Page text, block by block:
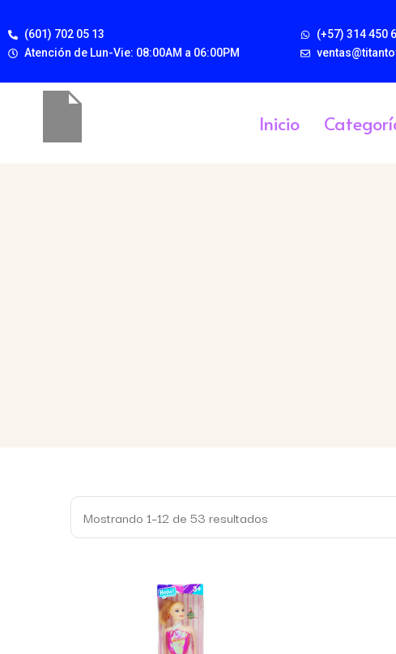
(601) 702 05 13
Atención de Lun-Vie: 08:00AM a 06:00PM
(+57) 314 450
Inicio
Mostrando 1–12 de 53 resultados